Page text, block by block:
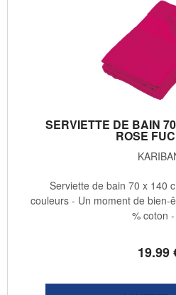
SERVIETTE DE BAIN
ROSE
19.99
Serviette de bain 70 x 140
couleurs - Un moment de bien-
% coton